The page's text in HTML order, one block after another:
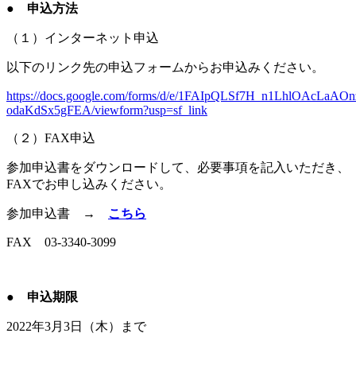
● 申込方法
（１）インターネット申込
以下のリンク先の申込フォームからお申込みください。
https://docs.google.com/forms/d/e/
odaKdSx5gFEA/viewform?usp=sf_link
（２）FAX申込
参加申込書をダウンロードして、必要事項を記入いただき、
FAXでお申し込みください。
参加申込書 → こちら
FAX 03-3340-3099
● 申込期限
2022年3月3日（木）まで